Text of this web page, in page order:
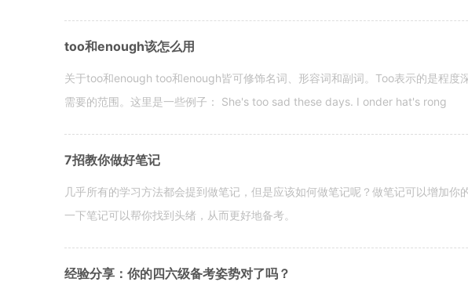
too和enough该怎么用
关于too和enough too和enough皆可修饰名词、形容词和副词。Too表示的是程度
需要的范围。这里是一些例子： She's too sad these days. I onder hat's rong
7招教你做好笔记
几乎所有的学习方法都会提到做笔记，但是应该如何做笔记呢？做笔记可以增加
一下笔记可以帮你找到头绪，从而更好地备考。
经验分享：你的四六级备考姿势对了吗？